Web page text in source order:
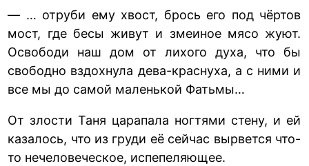
— … отруби ему хвост, брось его под чёртов
мост, где бесы живут и змеиное мясо жуют.
Освободи наш дом от лихого духа, что бы
свободно вздохнула дева-краснуха, а с ними и
все мы до самой маленькой Фатьмы…
От злости Таня царапала ногтями стену, и ей
казалось, что из груди её сейчас вырвется что-
то нечеловеческое, испепеляющее.